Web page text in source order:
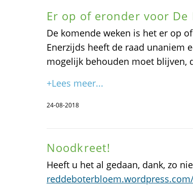
Er op of eronder voor De
De komende weken is het er op
Enerzijds heeft de raad unaniem
mogelijk behouden moet blijven,
+Lees meer...
24-08-2018
Noodkreet!
Heeft u het al gedaan, dank, zo